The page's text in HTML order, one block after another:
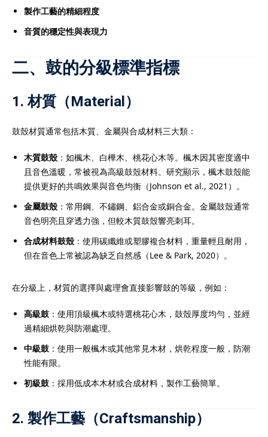
生在香港中學文憑考試
出的重要方式。由於
到瓶頸。透過專業的
應試技巧、提升理解能
無論是數學、中文、英
目，DSE補習均能提供
習方案。透過系統化的
有效鞏固基礎、掌握重
績。選擇合適的DSE補
甚至5**的關鍵一步，
的重要保障。
製作工藝的精細程度
音質的穩定性與表現力
二、鼓的分級標準指標
1. 材質（Material）
鼓殼材質通常包括木質、金屬與合成材料三大類：
木質鼓殼：如楓木、白樺木、桃花心木等。楓木因其密度適中
且音色溫暖，常被視為高級鼓殼材料。研究顯示，楓木鼓殼能
提供更好的共鳴效果與音色均衡（Johnson et al., 2021）。
金屬鼓殼：常用鋼、不鏽鋼、鋁合金或銅合金。金屬鼓殼通常
音色明亮且穿透力強，但較木質鼓殼響亮刺耳。
合成材料鼓殼：使用碳纖維或塑膠複合材料，重量輕且耐用，
但在音色上常被認為缺乏自然感（Lee & Park, 2020）。
在分級上，材質的選擇與處理會直接影響鼓的等級，例如：
高級鼓 ：使用頂級楓木或特選桃花心木，鼓殼厚度均勻，並經
過精細烘乾與防潮處理。
中級鼓 ：使用一般楓木或其他常見木材，烘乾程度一般，防潮
性能有限。
初級鼓 ：採用低成本木材或合成材料，製作工藝簡單。
2. 製作工藝（Craftsmanship）